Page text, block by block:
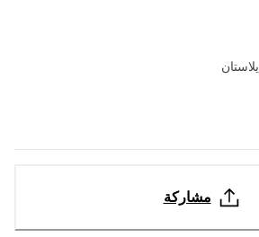
مشاركة